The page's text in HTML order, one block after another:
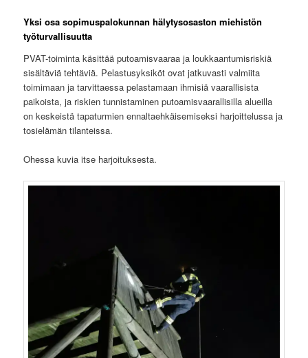
Yksi osa sopimuspalokunnan hälytysosaston miehistön
työturvallisuutta
PVAT-toiminta käsittää putoamisvaaraa ja loukkaantumisriskiä
sisältäviä tehtäviä. Pelastusyksiköt ovat jatkuvasti valmiita
toimimaan ja tarvittaessa pelastamaan ihmisiä vaarallisista
paikoista, ja riskien tunnistaminen putoamisvaarallisilla alueilla
on keskeistä tapaturmien ennaltaehkäisemiseksi harjoittelussa ja
tosielämän tilanteissa.
Ohessa kuvia itse harjoituksesta.